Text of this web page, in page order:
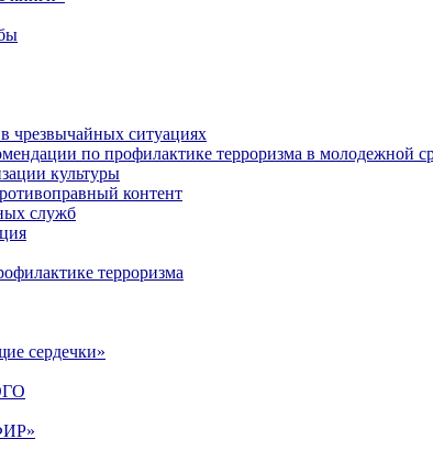
чрезвычайных ситуациях
по профилактике терроризма в молодежной
культуры
контент
служб
терроризма
сердечки»